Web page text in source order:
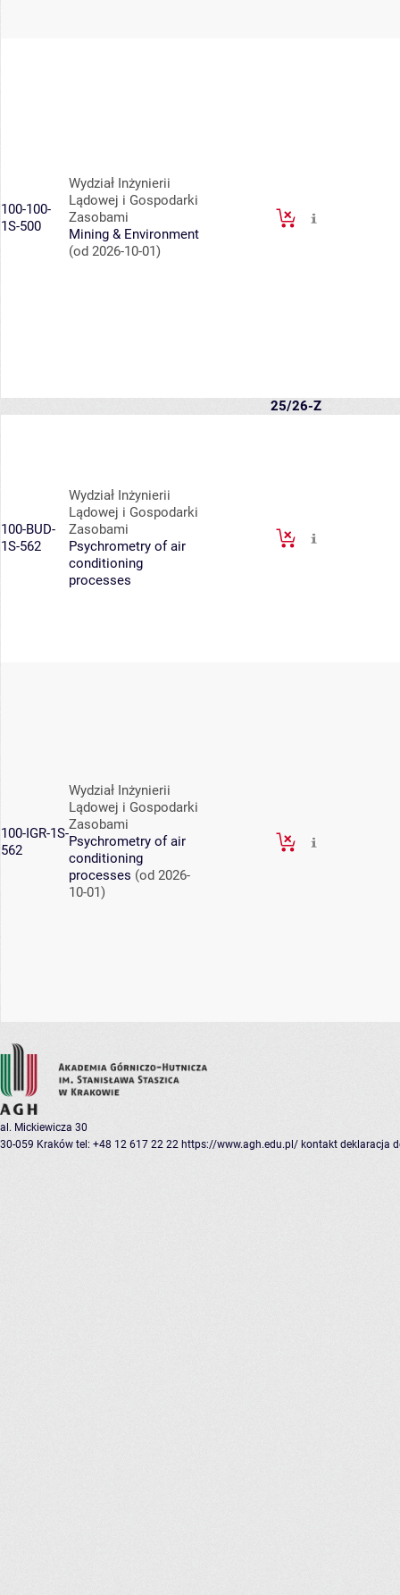
100-100-
1S-500
Wydział Inżynierii
Lądowej i Gospodarki
Zasobami
Mining & Environment
(od 2026-10-01)
25/26-Z
100-BUD-
1S-562
Wydział Inżynierii
Lądowej i Gospodarki
Zasobami
Psychrometry of air
conditioning
processes
100-IGR-1S-
562
Wydział Inżynierii
Lądowej i Gospodarki
Zasobami
Psychrometry of air
conditioning
processes (od 2026-
10-01)
al. Mickiewicza 30
30-059 Kraków tel: +48 12 617 22 22 https://www.agh.edu.pl/ kontakt deklaracja